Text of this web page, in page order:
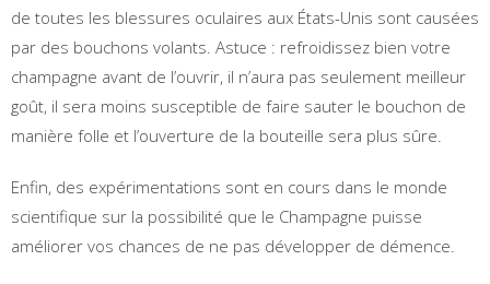
de toutes les blessures oculaires aux États-Unis sont causées
par des bouchons volants. Astuce : refroidissez bien votre
champagne avant de l’ouvrir, il n’aura pas seulement meilleur
goût, il sera moins susceptible de faire sauter le bouchon de
manière folle et l’ouverture de la bouteille sera plus sûre.
Enfin, des expérimentations sont en cours dans le monde
scientifique sur la possibilité que le Champagne puisse
améliorer vos chances de ne pas développer de démence.